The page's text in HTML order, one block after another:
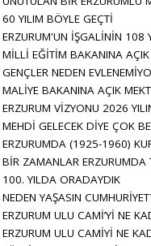
60 YILIM BÖYLE GEÇTİ
ERZURUM'UN İŞGALİNİN 108
MİLLİ EĞİTİM BAKANINA AÇIK
GENÇLER NEDEN
MALİYE BAKANINA AÇIK
ERZURUM VİZYONU 2026
MEHDİ GELECEK DİYE ÇOK
ERZURUMDA (1925-1960)
BİR ZAMANLAR
100. YILDA ORADAYDIK
NEDEN YAŞASIN
ERZURUM ULU CAMİ’Yİ NE
ERZURUM ULU CAMİYİ NE